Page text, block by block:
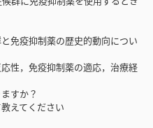
疫抑制薬の歴史的動向につい
，免疫抑制薬の適応，治療経
すか？
てください